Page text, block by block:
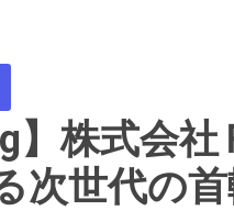
】株式会
次世代の